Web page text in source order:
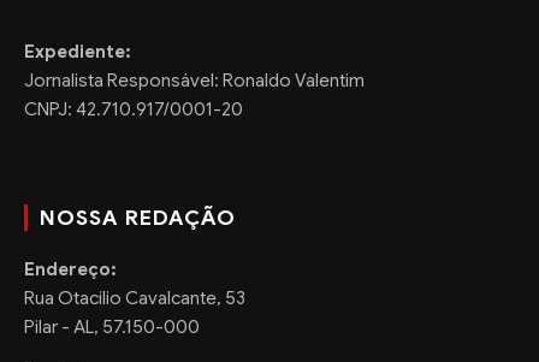
Expediente:
Jornalista Responsável: Ronaldo Valentim
CNPJ: 42.710.917/0001-20
NOSSA REDAÇÃO
Endereço:
Rua Otacilio Cavalcante, 53
Pilar - AL, 57.150-000